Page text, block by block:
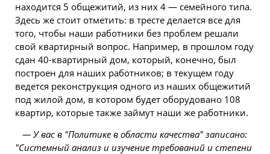
находится 5 общежитий, из них 4 — семейного типа.
Здесь же стоит отметить: в тресте делается все для
того, чтобы наши работники без проблем решали
свой квартирный вопрос. Например, в прошлом году
сдан 40-квартирный дом, который, конечно, был
построен для наших работников; в текущем году
ведется реконструкция одного из наших общежитий
под жилой дом, в котором будет оборудовано 108
квартир, которые также займут наши же работники.
— У вас в "Политике в области качества" записано:
"Системный анализ и изучение требований и степени